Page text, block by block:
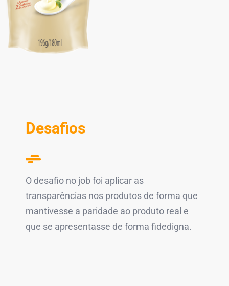
Desafios
O desafio no job foi aplicar as
transparências nos produtos de forma que
mantivesse a paridade ao produto real e
que se apresentasse de forma fidedigna.